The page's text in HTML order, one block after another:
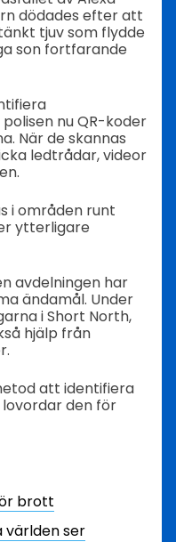
dödades efter att
tjuv som flydde
son fortfarande
nu QR-koder
När de skannas
ledtrådar, videor
i områden runt
ytterligare
avdelningen har
ändamål. Under
i Short North,
hjälp från
att identifiera
den för
brott
världen ser